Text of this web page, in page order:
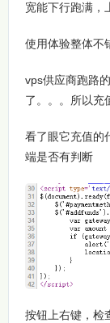
宽能下行跑满，
使用体验整体不
vps供应商跑路
了。。。所以充
看了眼它充值的
端是否有判断
按钮上右键，检